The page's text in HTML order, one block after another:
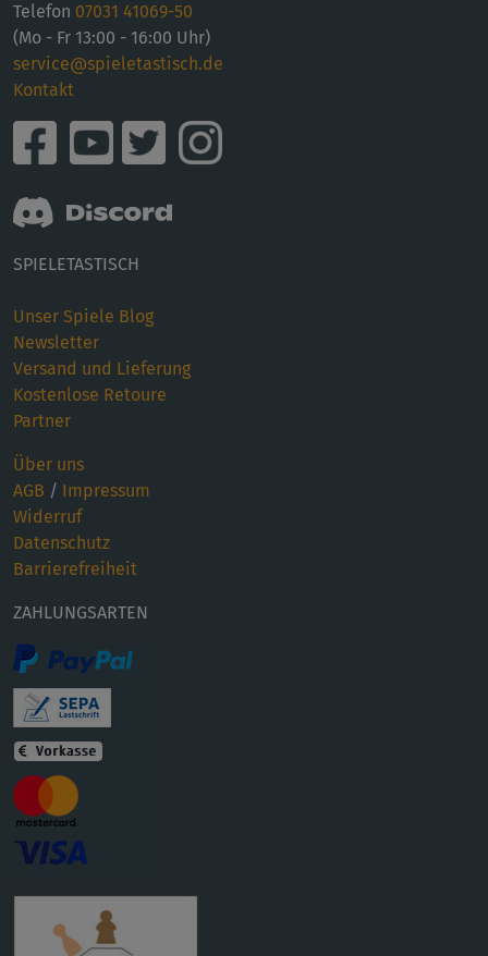
Telefon 07031 41069-50
(Mo - Fr 13:00 - 16:00 Uhr)
service@spieletastisch.de
Kontakt
SPIELETASTISCH
Unser Spiele Blog
Newsletter
Versand und Lieferung
Kostenlose Retoure
Partner
Über uns
AGB / Impressum
Widerruf
Datenschutz
Barrierefreiheit
ZAHLUNGSARTEN